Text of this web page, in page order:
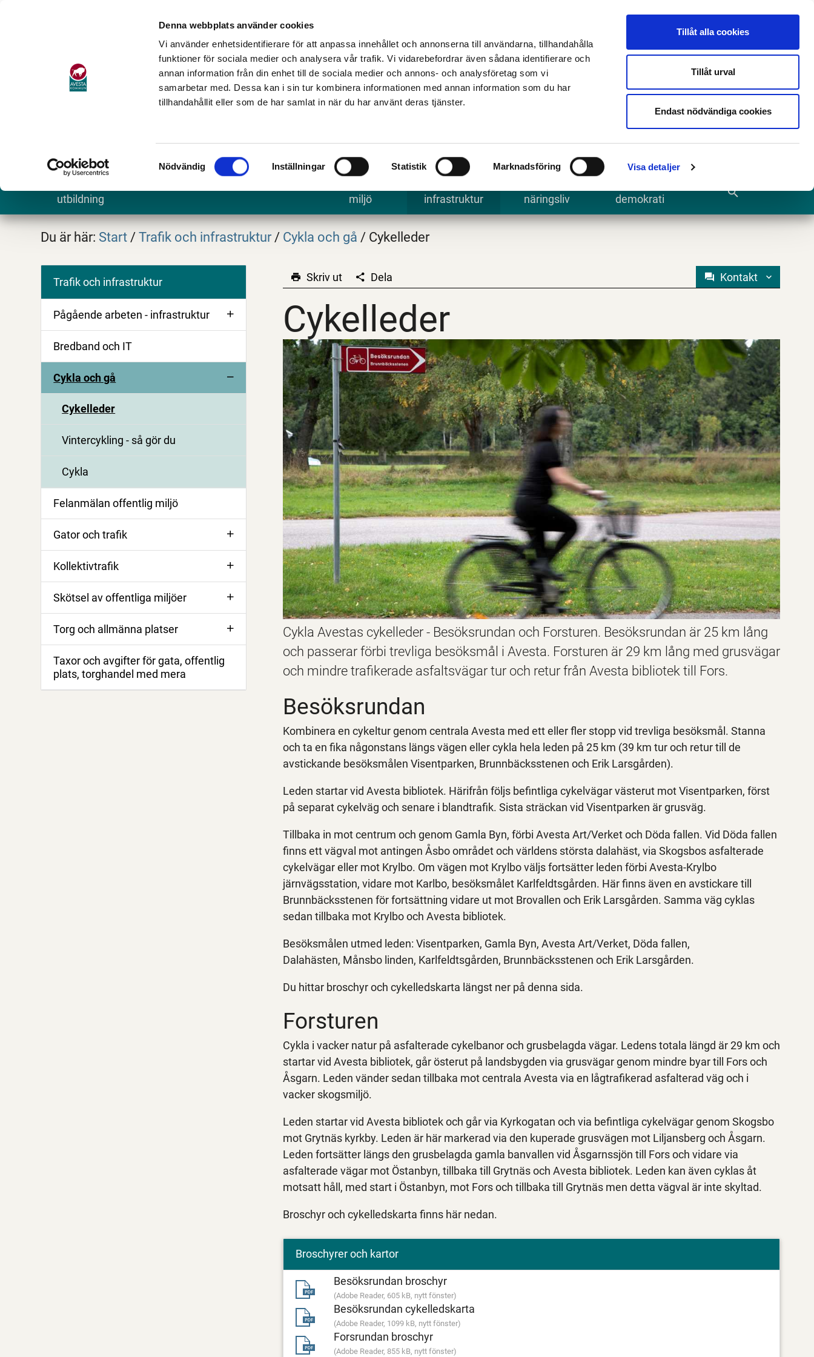
Denna webbplats använder cookies
Vi använder enhetsidentifierare för att anpassa innehållet och annonserna till användarna, tillhandahålla
funktioner för sociala medier och analysera vår trafik. Vi vidarebefordrar även sådana identifierare och
annan information från din enhet till de sociala medier och annons- och analysföretag som vi
samarbetar med. Dessa kan i sin tur kombinera informationen med annan information som du har
tillhandahållit eller som de har samlat in när du har använt deras tjänster.
Samtyckesval
Nödvändig Inställningar Statistik Marknadsföring Visa detaljer
Tillåt alla cookies
Tillåt urval
Endast nödvändiga cookies
E-tjänster och blanketter Translate
Sök
utbildning
miljö
infrastruktur
näringsliv
demokrati
search
Du är här: Start / Trafik och infrastruktur / Cykla och gå / Cykelleder
Trafik och infrastruktur
Pågående arbeten - infrastruktur
Bredband och IT
Cykla och gå
Cykelleder
Vintercykling - så gör du
Cykla
Felanmälan offentlig miljö
Gator och trafik
Kollektivtrafik
Skötsel av offentliga miljöer
Torg och allmänna platser
Taxor och avgifter för gata, offentlig
plats, torghandel med mera
Cykelleder
Skriv ut Dela Kontakt
Cykelleder
Cykla Avestas cykelleder - Besöksrundan och Forsturen. Besöksrundan är 25 km lång
och passerar förbi trevliga besöksmål i Avesta. Forsturen är 29 km lång med grusvägar
och mindre trafikerade asfaltsvägar tur och retur från Avesta bibliotek till Fors.
Besöksrundan
Kombinera en cykeltur genom centrala Avesta med ett eller fler stopp vid trevliga besöksmål. Stanna
och ta en fika någonstans längs vägen eller cykla hela leden på 25 km (39 km tur och retur till de
avstickande besöksmålen Visentparken, Brunnbäcksstenen och Erik Larsgården).
Leden startar vid Avesta bibliotek. Härifrån följs befintliga cykelvägar västerut mot Visentparken, först
på separat cykelväg och senare i blandtrafik. Sista sträckan vid Visentparken är grusväg.
Tillbaka in mot centrum och genom Gamla Byn, förbi Avesta Art/Verket och Döda fallen. Vid Döda fallen
finns ett vägval mot antingen Åsbo området och världens största dalahäst, via Skogsbos asfalterade
cykelvägar eller mot Krylbo. Om vägen mot Krylbo väljs fortsätter leden förbi Avesta-Krylbo
järnvägsstation, vidare mot Karlbo, besöksmålet Karlfeldtsgården. Här finns även en avstickare till
Brunnbäcksstenen för fortsättning vidare ut mot Brovallen och Erik Larsgården. Samma väg cyklas
sedan tillbaka mot Krylbo och Avesta bibliotek.
Besöksmålen utmed leden: Visentparken, Gamla Byn, Avesta Art/Verket, Döda fallen,
Dalahästen, Månsbo linden, Karlfeldtsgården, Brunnbäcksstenen och Erik Larsgården.
Du hittar broschyr och cykelledskarta längst ner på denna sida.
Forsturen
Cykla i vacker natur på asfalterade cykelbanor och grusbelagda vägar. Ledens totala längd är 29 km och
startar vid Avesta bibliotek, går österut på landsbygden via grusvägar genom mindre byar till Fors och
Åsgarn. Leden vänder sedan tillbaka mot centrala Avesta via en lågtrafikerad asfalterad väg och i
vacker skogsmiljö.
Leden startar vid Avesta bibliotek och går via Kyrkogatan och via befintliga cykelvägar genom Skogsbo
mot Grytnäs kyrkby. Leden är här markerad via den kuperade grusvägen mot Liljansberg och Åsgarn.
Leden fortsätter längs den grusbelagda gamla banvallen vid Åsgarnssjön till Fors och vidare via
asfalterade vägar mot Östanbyn, tillbaka till Grytnäs och Avesta bibliotek. Leden kan även cyklas åt
motsatt håll, med start i Östanbyn, mot Fors och tillbaka till Grytnäs men detta vägval är inte skyltad.
Broschyr och cykelledskarta finns här nedan.
Broschyrer och kartor
Besöksrundan broschyr
(Adobe Reader, 605 kB, nytt fönster)
Besöksrundan cykelledskarta
(Adobe Reader, 1099 kB, nytt fönster)
Forsrundan broschyr
(Adobe Reader, 855 kB, nytt fönster)